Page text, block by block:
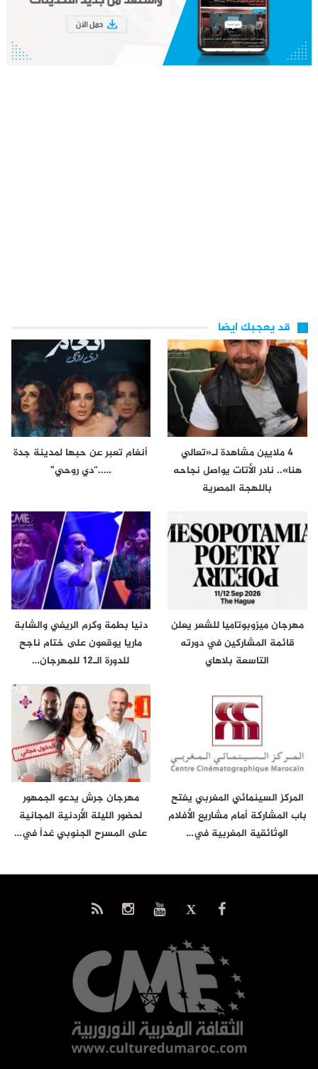
قد يعجبك ايضا
4 ملايين مشاهدة لـ«تعالي
هنا».. نادر الأتات يواصل نجاحه
باللهجة المصرية
أنغام تعبر عن حبها لمدينة جدة
…..“دي روحي”
مهرجان ميزوبوتاميا للشعر يعلن
قائمة المشاركين في دورته
التاسعة بلاهاي
دنيا بطمة وكرم الريفي والشابة
ماريا يوقعون على ختام ناجح
للدورة الـ12 للمهرجان…
المركز السينمائي المغربي يفتح
باب المشاركة أمام مشاريع الأفلام
الوثائقية المغربية في…
مهرجان جرش يدعو الجمهور
لحضور الليلة الأردنية المجانية
على المسرح الجنوبي غداً في…